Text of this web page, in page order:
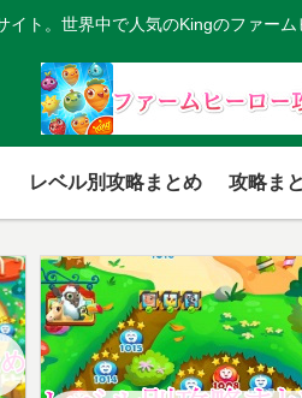
イト。世界中で人気のKingのファー
レベル別攻略まとめ 攻略ま